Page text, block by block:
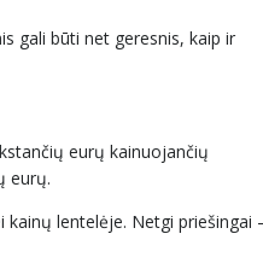
gali būti net geresnis, kaip ir
eurų kainuojančių
eurų.
lentelėje. Netgi priešingai